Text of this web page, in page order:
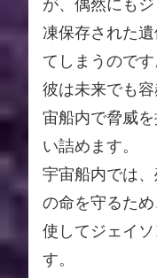
が、偶然にも
凍保存された
てしまうのです
彼は未来でも
宙船内で脅威
い詰めます。
宇宙船内では
の命を守るた
使してジェイ
す。